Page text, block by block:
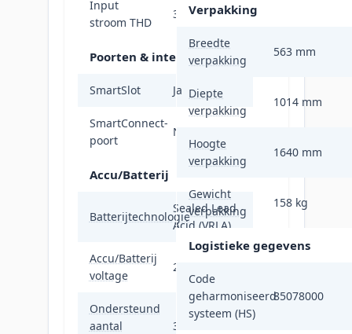
Input
stroom THD
3 procent
Poorten & interfaces
SmartSlot Ja
SmartConnect-
poort
Nee
Accu/Batterij
Batterijtechnologie
Sealed Lead
Acid (VRLA)
Accu/Batterij
voltage
220 V
Ondersteund
aantal
3
Verpakking
Breedte
verpakking
563 mm
Diepte
verpakking
1014 mm
Hoogte
verpakking
1640 mm
Gewicht
verpakking
158 kg
Logistieke gegevens
Code
geharmoniseerd
systeem (HS)
85078000